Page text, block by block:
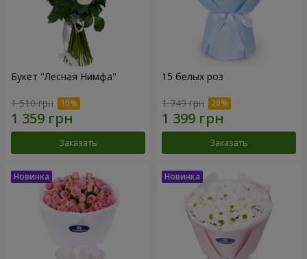
Букет "Лесная Нимфа"
1 510 грн
Заказать
15 белых роз
1 749 грн
Заказать